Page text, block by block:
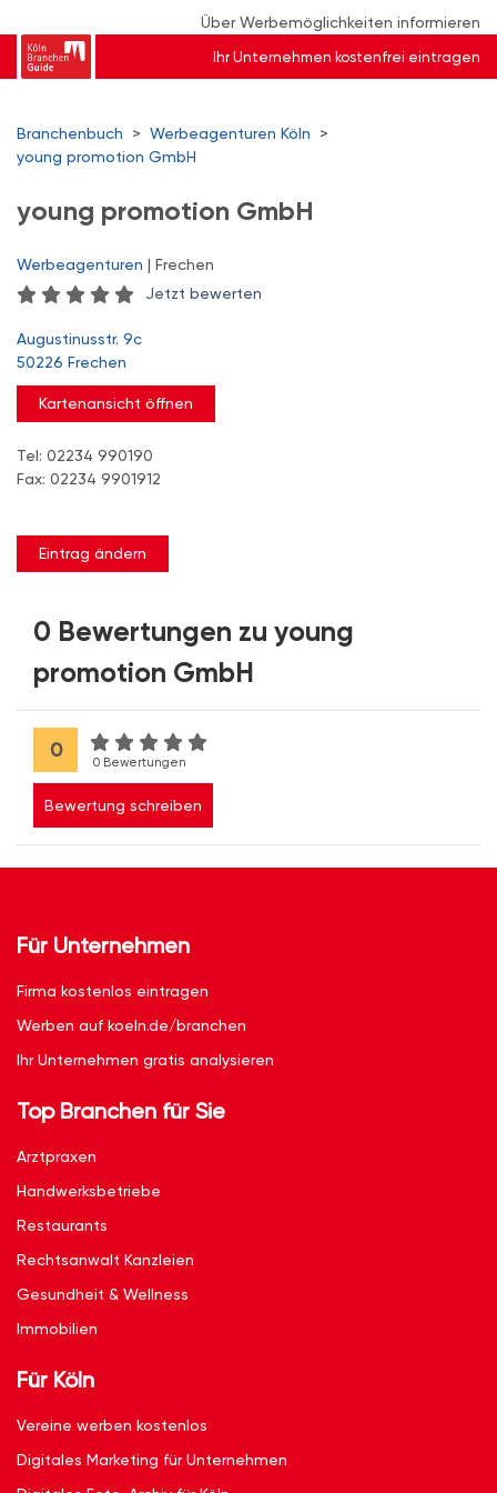
Über Werbemöglichkeiten informieren
Ihr Unternehmen kostenfrei eintragen
Branchenbuch > Werbeagenturen Köln
>
young promotion GmbH
young promotion GmbH
Werbeagenturen | Frechen
Jetzt bewerten
Augustinusstr. 9c
50226 Frechen
Kartenansicht öffnen
Tel: 02234 990190
Fax: 02234 9901912
Eintrag ändern
0 Bewertungen zu young
promotion GmbH
0
0 Bewertungen
Bewertung schreiben
Für Unternehmen
Firma kostenlos eintragen
Werben auf koeln.de/branchen
Ihr Unternehmen gratis analysieren
Top Branchen für Sie
Arztpraxen
Handwerksbetriebe
Restaurants
Rechtsanwalt Kanzleien
Gesundheit & Wellness
Immobilien
Für Köln
Vereine werben kostenlos
Digitales Marketing für Unternehmen